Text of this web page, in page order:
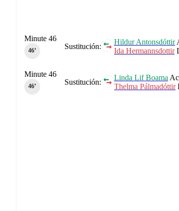
Sustitución:
Hildur Antonsdóttir
Ida Hermannsdottir
Minute 46
46‎’‎
Sustitución:
Linda Lif Boama
Thelma Pálmadóttir
Minute 46
46‎’‎